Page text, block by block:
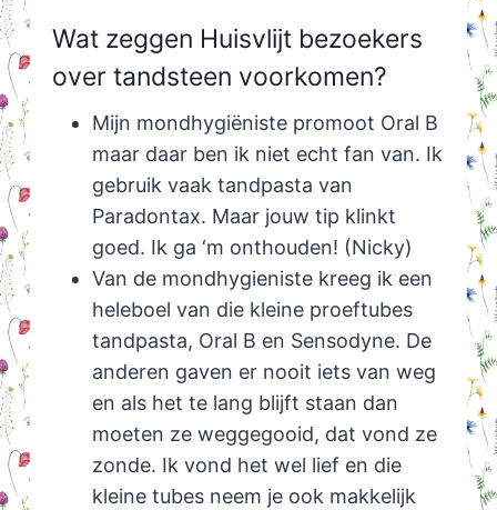
Wat zeggen Huisvlijt bezoekers
over tandsteen voorkomen?
Mijn mondhygiëniste promoot Oral B
maar daar ben ik niet echt fan van. Ik
gebruik vaak tandpasta van
Paradontax. Maar jouw tip klinkt
goed. Ik ga ‘m onthouden! (Nicky)
Van de mondhygieniste kreeg ik een
heleboel van die kleine proeftubes
tandpasta, Oral B en Sensodyne. De
anderen gaven er nooit iets van weg
en als het te lang blijft staan dan
moeten ze weggegooid, dat vond ze
zonde. Ik vond het wel lief en die
kleine tubes neem je ook makkelijk